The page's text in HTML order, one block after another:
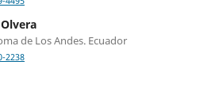
de Los Andes. Ecuador
2238